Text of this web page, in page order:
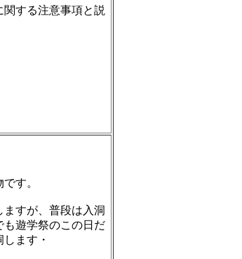
する注意事項と説
す。
すが、普段は入洞
遊学祭のこの日だ
ます・